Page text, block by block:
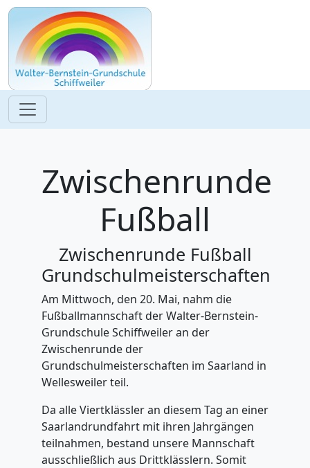
Zwischenrunde
Fußball
Zwischenrunde Fußball
Grundschulmeisterschaften
Am Mittwoch, den 20. Mai, nahm die
Fußballmannschaft der Walter-Bernstein-
Grundschule Schiffweiler an der
Zwischenrunde der
Grundschulmeisterschaften im Saarland in
Wellesweiler teil.
Da alle Viertklässler an diesem Tag an einer
Saarlandrundfahrt mit ihren Jahrgängen
teilnahmen, bestand unsere Mannschaft
ausschließlich aus Drittklässlern. Somit